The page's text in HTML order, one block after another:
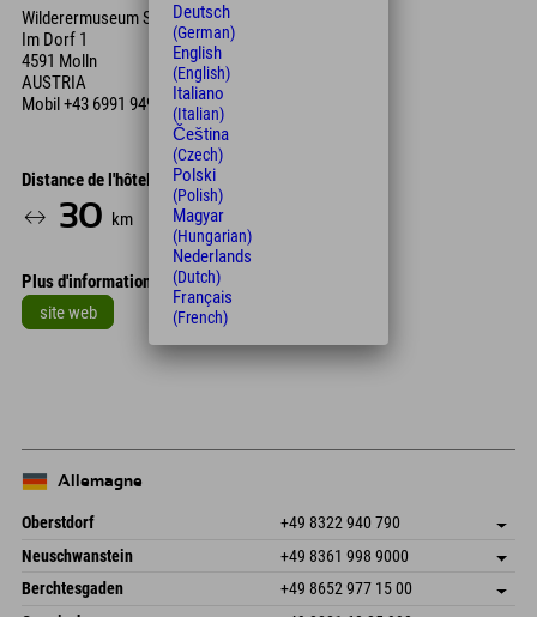
Wilderermuseum St. Pankraz
Im Dorf 1
4591 Molln
AUSTRIA
Mobil+43 6991 949 12 19
Distance de l'hôtel
30 km 29
Plus d'informations
site web
Leaflet| Map data © OpenStreetMap contributors
Allemagne
Oberstdorf +49 8322 940 790
An der Breitach 3
Allemagne
Enregistrer l'adresse
Réservation
Neuschwanstein +49 8361 998 9000
An der Riese 45
87484 Nesselwang im Allgäu
Enregistrer l'adresse
Berchtesgaden +49 8652 977 15 00
Deutsch
(German)
English
(English)
Italiano
(Italian)
Čeština
(Czech)
Polski
(Polish)
Magyar
(Hungarian)
Nederlands
(Dutch)
Français
(French)